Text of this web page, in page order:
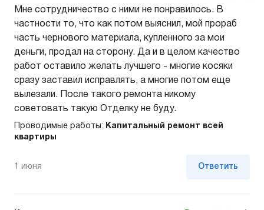
Мне сотрудничество с ними не понравилось. В
частности то, что как потом выяснил, мой прораб
часть чернового материала, купленного за мои
деньги, продал на сторону. Да и в целом качество
работ оставило желать лучшего - многие косяки
сразу заставил исправлять, а многие потом еще
вылезали. После такого ремонта никому
советовать такую Отделку не буду.
Проводимые работы:
Капитальный ремонт всей
квартиры
1 июня Ответить